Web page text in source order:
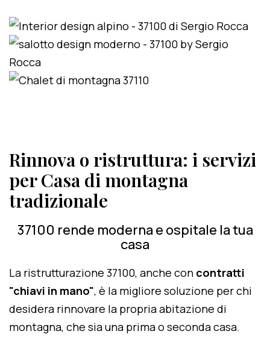
Rinnova o ristruttura: i servizi
per Casa di montagna
tradizionale
37100 rende moderna e ospitale la tua
casa
La ristrutturazione 37100, anche con contratti
"chiavi in mano", è la migliore soluzione per chi
desidera rinnovare la propria abitazione di
montagna, che sia una prima o seconda casa.